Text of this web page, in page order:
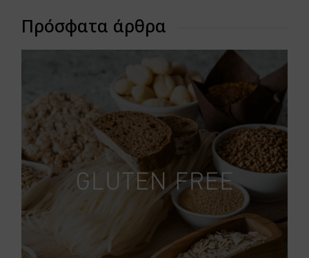
Πρόσφατα άρθρα